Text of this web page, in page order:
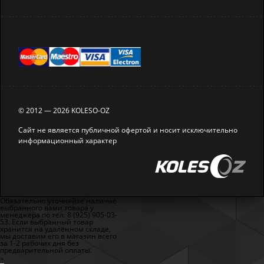
© 2012 — 2026 KOLESO-OZ
Сайт не является публичной офертой и носит исключительно
информационный характер
Обязательно уточняйте наличие
выбранного вами товара у
менеджера по тел. 8 (925) 905-03-
53. Если выбранный товар
хранится на удалённом складе,
мы доставим его в магазин всего
за 1-2 рабочих дня без
предварительной оплаты.
×